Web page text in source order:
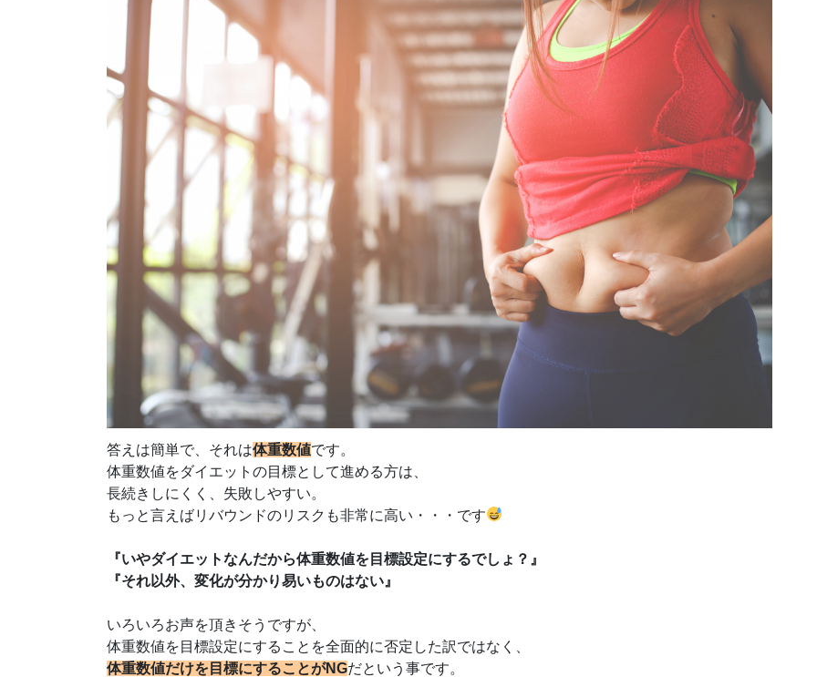
答えは簡単で、 それは体重数値です。
体重数値をダイエットの目標として進める方は、
長続きしにくく、失敗しやすい。
もっと言えばリバウンドのリスクも非常に高い・・・です
『いやダイエットなんだから体重数値を目標設定にするでしょ？』
『それ以外、変化が分かり易いものはない』
いろいろお声を頂きそうですが、
体重数値を目標設定にすることを全面的に否定した訳ではなく、
体重数値だけを目標にすることがNGだという事です。